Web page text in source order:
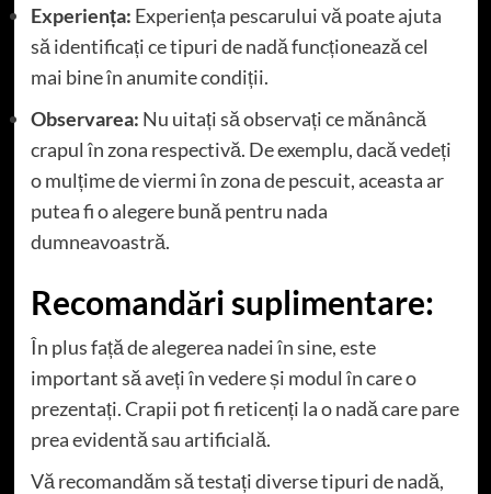
Experiența: Experiența pescarului vă poate ajuta
să identificați ce tipuri de nadă funcționează cel
mai bine în anumite condiții.
Observarea: Nu uitați să observați ce mănâncă
crapul în zona respectivă. De exemplu, dacă vedeți
o mulțime de viermi în zona de pescuit, aceasta ar
putea fi o alegere bună pentru nada
dumneavoastră.
Recomandări suplimentare:
În plus față de alegerea nadei în sine, este
important să aveți în vedere și modul în care o
prezentați. Crapii pot fi reticenți la o nadă care pare
prea evidentă sau artificială.
Vă recomandăm să testați diverse tipuri de nadă,